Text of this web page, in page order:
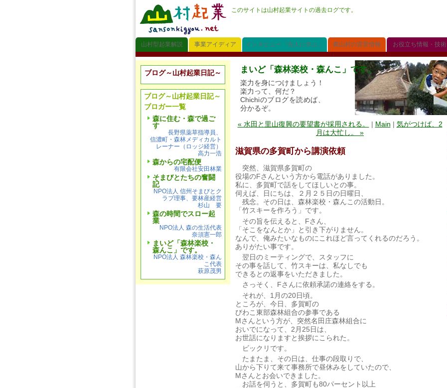
このサイトは山村起業サイトの過去ログです。
山村型起業解説 事業アイディア インタビュー「先人に学ぶ」 農山村の背景情報 お役立ち情報・技術
まいど「森林楽校・森んこ」です。
楽力を身につけましょう！
楽力って、何だ？
Chichiのブログを読めば、
分かるぞ。
« 水田と里山復興の要望書が採用される。
| Main | 気がつけば、2
月は大忙し。 »
滋賀県の多賀町から講演依頼
突然、滋賀県多賀町の
役場のFさんという方から電話がありました。
私に、多賀町で話をしてほしいとの事。
伺えば、日にちは、２月２５日の日曜日、
残念。その日は、森林楽校・森んこの活動日。
「竹スキーを作ろう」です。
その旨を伝えると、Fさん、
「そこをなんとか」と引き下がりません。
なんで、俺みたいなものにこれほど言ってくれるのだろう。
ありがたい事です。
翌日のミーティングで、スタッフに
その事を話して、竹スキーは、私なしでも
できるとの返事をいただきました。
さっそく、Fさんに依頼承諾の連絡をする。
それが、1月の20日頃。
ところが、今日、多賀町の
びわこ東部森林組合の参事である
Mさんという方が、突然名田庄森林組合に
おいでになって、2月25日は、
お世話になりますと挨拶にこられた。
ビックリです。
たまたま、その日は、仕事の段取りで、
山から下りて来て事務所で昼休みをしていたので、
Mさんとお会いできました。
お話を伺うと、多賀町も80パーセント以上
ブログ～山村起業日記～
ブログ～山村起業日記～
ブロガー一覧
森に住む・森で過ご
す
長野県薬草指導員、
信濃町・森林メディカルト
レーナー（ロッジ経営）
高力一浩
森からの宅配便
有限会社安田林業
そまびとたちの奮闘
記
NPO法人 信州そまびとク
ラブ理事、要林産経営
杉山 要
森の時間でスロー起
業
NPO法人 森の生活代表
奈須憲一郎
まいど「森林楽校・
森んこ」です。
NPO法人 森林楽校・森ん
こ代表
萩原茂男